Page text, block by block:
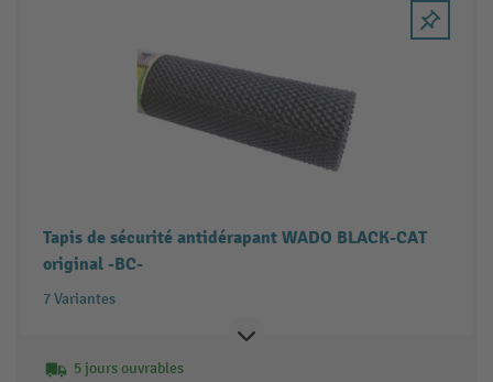
Tapis de sécurité antidérapant WADO BLACK-CAT
original -BC-
7 Variantes
5 jours ouvrables